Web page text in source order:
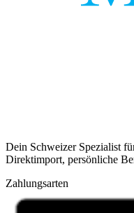
Dein Schweizer Spezialist
Direktimport, persönliche
Zahlungsarten